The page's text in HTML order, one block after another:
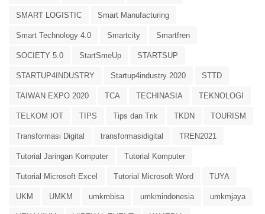
SMART LOGISTIC Smart Manufacturing
Smart Technology 4.0 Smartcity Smartfren
SOCIETY 5.0 StartSmeUp STARTSUP
STARTUP4INDUSTRY Startup4industry 2020 STTD
TAIWAN EXPO 2020 TCA TECHINASIA TEKNOLOGI
TELKOM IOT TIPS Tips dan Trik TKDN TOURISM
Transformasi Digital transformasidigital TREN2021
Tutorial Jaringan Komputer Tutorial Komputer
Tutorial Microsoft Excel Tutorial Microsoft Word TUYA
UKM UMKM umkmbisa umkmindonesia umkmjaya